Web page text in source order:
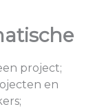
project;
en